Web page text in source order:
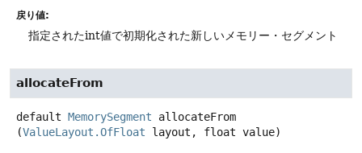
戻り値:
指定されたint値で初期化された新しいメモリー・セグメント
allocateFrom
default MemorySegment
allocateFrom
(ValueLayout.OfFloat layout, float value)